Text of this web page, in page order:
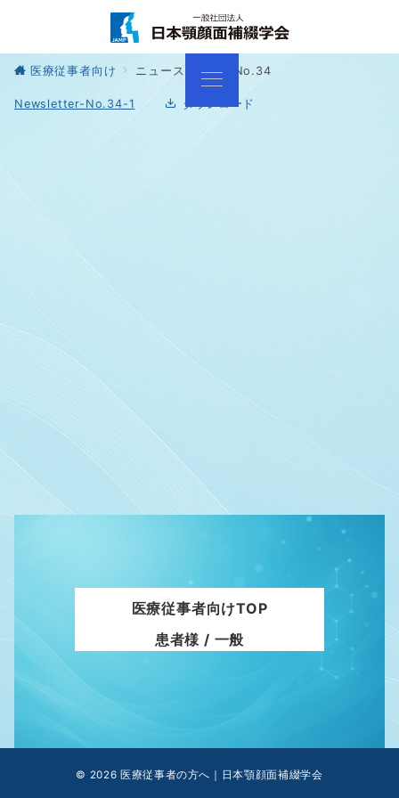
医療従事者向け ニュースレター No.34
Newsletter-No.34-1 ダウンロード
医療従事者向けTOP
患者様 / 一般
© 2026 医療従事者の方へ｜日本顎顔面補綴学会